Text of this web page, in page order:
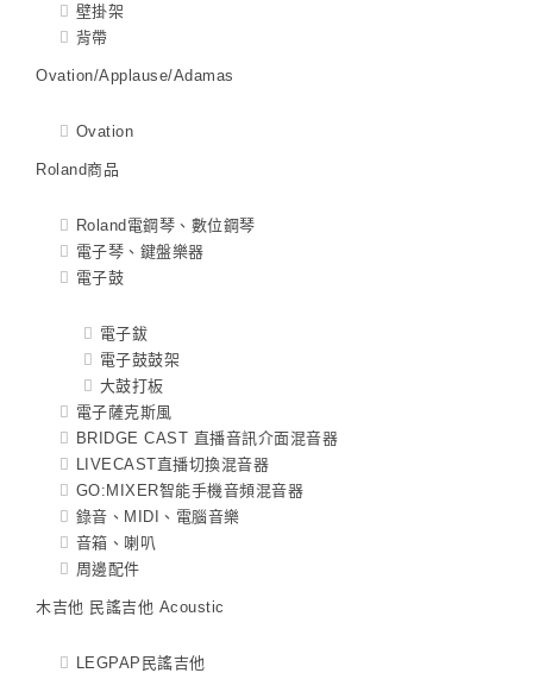
壁掛架
背帶
Ovation/Applause/Adamas
Ovation
Roland商品
Roland電鋼琴、數位鋼琴
電子琴、鍵盤樂器
電子鼓
電子鈸
電子鼓鼓架
大鼓打板
電子薩克斯風
BRIDGE CAST 直播音訊介面混音器
LIVECAST直播切換混音器
GO:MIXER智能手機音頻混音器
錄音、MIDI、電腦音樂
音箱、喇叭
周邊配件
木吉他 民謠吉他 Acoustic
LEGPAP民謠吉他